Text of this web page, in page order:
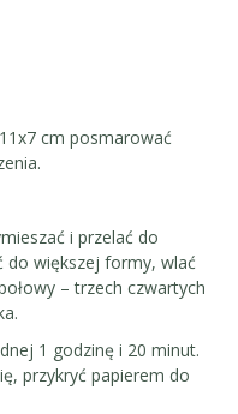
cm posmarować
i przelać do
do większej formy, wlać
– trzech czwartych
1 godzinę i 20 minut.
przykryć papierem do